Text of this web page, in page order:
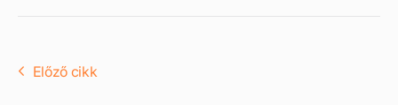
Előző cikk